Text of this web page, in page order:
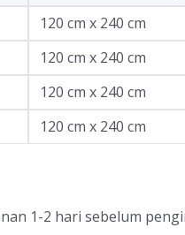
120 cm x 240 cm
120 cm x 240 cm
120 cm x 240 cm
120 cm x 240 cm
1-2 hari sebelum